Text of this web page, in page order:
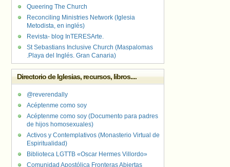
Queering The Church
Reconciling Ministries Network (Iglesia
Metodista, en inglés)
Revista- blog InTERESArte.
St Sebastians Inclusive Church (Maspalomas
.Playa del Inglés. Gran Canaria)
Directorio de Iglesias, recursos, libros....
@reverendally
Acéptenme como soy
Acéptenme como soy (Documento para padres
de hijos homosexuales)
Activos y Contemplativos (Monasterio Virtual de
Espiritualidad)
Biblioteca LGTTB «Oscar Hermes Villordo»
Comunidad Apostólica Fronteras Abiertas